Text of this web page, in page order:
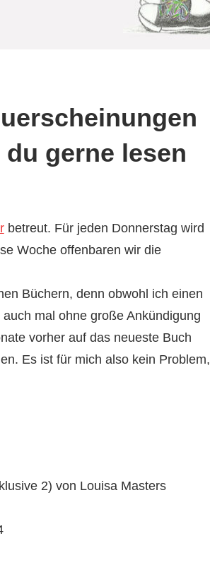
gerne lesen
betreut. Für jeden Donnerstag wird
Woche offenbaren wir die
Büchern, denn obwohl ich einen
mal ohne große Ankündigung
vorher auf das neueste Buch
Es ist für mich also kein Problem,
2) von Louisa Masters